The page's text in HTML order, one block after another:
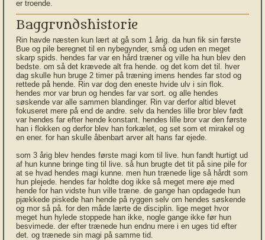
er troende.
Baggrundshistorie
Rin havde næsten kun lært at gå som 1 årig. da hun fik sin første
Bue og pile beregnet til en nybegynder, små og uden en meget
skarp spids. hendes far var en hård træner og ville ha hun blev den
bedste. om så det krævede alt fra hende. og det kom det til. hver
dag skulle hun bruge 2 timer på træning imens hendes far stod og
rettede på hende. Rin var dog den eneste hvide ulv i sin flok.
hendes mor var brun og hendes far var sort. og alle hendes
søskende var alle sammen blandinger. Rin var derfor altid blevet
fokuseret mere på end de andre. selv da hendes lille bror blev født
var hendes far efter hende konstant. hendes lille bror var den første
han i flokken og derfor blev han forkælet, og set som et mirakel og
en ener. for han skulle åbenbart arver alt hans far ejede.
som 3 årig blev hendes første magi kom til live. hun fandt hurtigt ud
af hun kunne bringe ting til live. så hun brugte det tit på sine pile for
at se hvad hendes magi kunne. men hun trænede lige så hårdt som
hun plejede. hendes far holdte dog ikke så meget mere øje med
hende for han vidste hun ville træne. de gange han opdagede hun
pjækkede piskede han hende på ryggen selv om hendes søskende
og mor så på. for den måde lærte de disciplin. lige meget hvor
meget hun hylede stoppede han ikke, nogle gange ikke før hun
besvimede. der efter trænede hun endnu mere i en uges tid efter
det. og trænede sin magi på samme tid.